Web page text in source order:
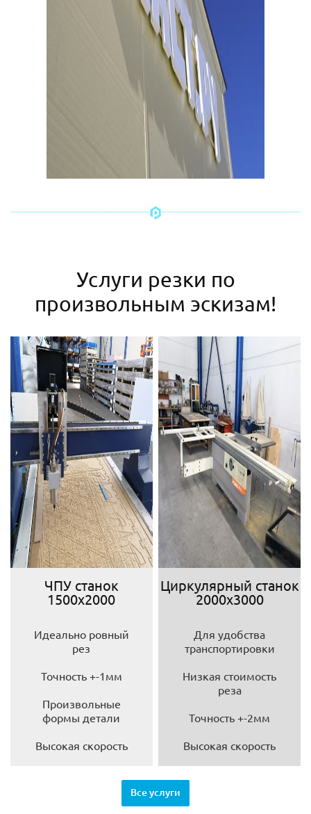
Услуги резки по
произвольным эскизам!
ЧПУ станок
1500х2000
Идеально ровный
рез
Точность +-1мм
Произвольные
формы детали
Высокая скорость
Циркулярный станок
2000х3000
Для удобства
транспортировки
Низкая стоимость
реза
Точность +-2мм
Высокая скорость
Все услуги